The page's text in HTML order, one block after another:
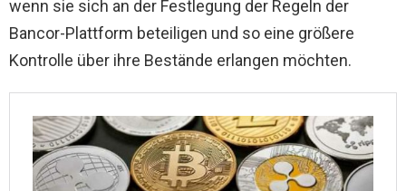
wenn sie sich an der Festlegung der Regeln der
Bancor-Plattform beteiligen und so eine größere
Kontrolle über ihre Bestände erlangen möchten.